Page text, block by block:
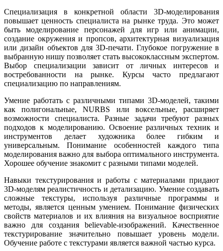
Специализация в конкретной области 3D-моделирования
повышает ценность специалиста на рынке труда. Это может
быть моделирование персонажей для игр или анимации,
создание окружения и пропсов, архитектурная визуализация
или дизайн объектов для 3D-печати. Глубокое погружение в
выбранную нишу позволяет стать высококлассным экспертом.
Выбор специализации зависит от личных интересов и
востребованности на рынке. Курсы часто предлагают
специализацию по направлениям.
Умение работать с различными типами 3D-моделей, такими
как полигональные, NURBS или воксельные, расширяет
возможности специалиста. Разные задачи требуют разных
подходов к моделированию. Освоение различных техник и
инструментов делает художника более гибким и
универсальным. Понимание особенностей каждого типа
моделирования важно для выбора оптимального инструмента.
Хорошее обучение знакомит с разными типами моделей.
Навыки текстурирования и работы с материалами придают
3D-моделям реалистичность и детализацию. Умение создавать
сложные текстуры, используя различные программы и
методы, является ценным умением. Понимание физических
свойств материалов и их влияния на визуальное восприятие
важно для создания believable-изображений. Качественное
текстурирование значительно повышает уровень модели.
Обучение работе с текстурами является важной частью курса.